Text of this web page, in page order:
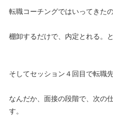
転職コーチングではいってきた
棚卸するだけで、内定とれる。
そしてセッション４回目で転職
なんだか、面接の段階で、次の
す。